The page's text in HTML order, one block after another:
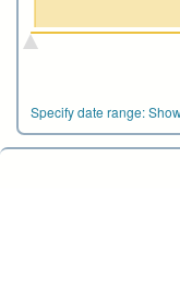
Specify date range: